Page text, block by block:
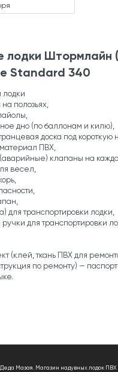
лодки Штормлайн
Standard 340
лодки
полозьях,
дно (по баллонам и килю),
доска под короткую
ПВХ,
клапаны на
весел,
для транспортировки лодки,
для транспортировки
(клей, ткань ПВХ для
по ремонту) —
Деда Мазая. Магазин надувных лодок